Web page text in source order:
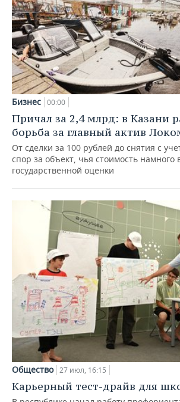
Бизнес 00:00
Причал за 2,4 млрд: в Казани
борьба за главный актив
От сделки за 100 рублей до снятия с
спор за объект, чья стоимость
государственной оценки
Общество 27 июл, 16:15
Карьерный тест-драйв для